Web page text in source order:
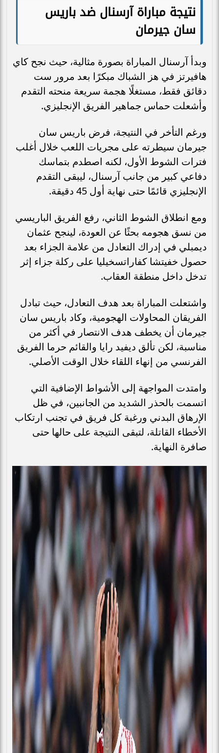
نتيجة مباراة آرسنال ضد باريس
سان جيرمان
وبدأ آرسنال المباراة بصورة مثالية، حيث نجح كاي
هافيرتز في هز الشباك مبكرًا بعد مرور ست
دقائق فقط، مستغلًا هجمة سريعة منحته التقدم
وأشعلت حماس جماهير الفريق الإنجليزي.
ورغم التأخر في النتيجة، فرض باريس سان
جيرمان سيطرته على مجريات اللعب خلال أغلب
فترات الشوط الأول، لكنه اصطدم بتماسك
دفاعي كبير من جانب آرسنال، ليبقى التقدم
الإنجليزي قائمًا حتى نهاية أول 45 دقيقة.
ومع انطلاق الشوط الثاني، رفع الفريق الباريسي
من نسق هجومه بحثًا عن العودة، لينجح عثمان
ديمبلي في إدراك التعادل من علامة الجزاء بعد
حصول خفيتشا كفاراتسخيليا على ركلة جزاء إثر
تدخل داخل منطقة العقاب.
واشتعلت المباراة بعد هدف التعادل، حيث تبادل
الفريقان المحاولات الهجومية، وكاد باريس سان
جيرمان أن يخطف هدف الانتصار في أكثر من
مناسبة، لكن تألق ديفيد رايا والقائم حرما الفريق
الفرنسي من إنهاء اللقاء خلال الوقت الأصلي.
وامتدت المواجهة إلى الأشواط الإضافية التي
اتسمت بالحذر الشديد من الجانبين، في ظل
الإرهاق البدني ورغبة كل فريق في تجنب ارتكاب
الأخطاء القاتلة، لتبقى النتيجة على حالها حتى
صافرة النهاية.